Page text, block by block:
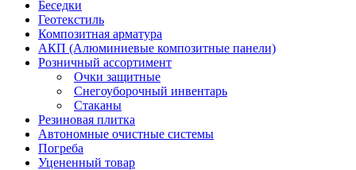
Беседки
Геотекстиль
Композитная арматура
АКП (Алюминиевые композитные панели)
Розничный ассортимент
Очки защитные
Снегоуборочный инвентарь
Стаканы
Резиновая плитка
Автономные очистные системы
Погреба
Уцененный товар